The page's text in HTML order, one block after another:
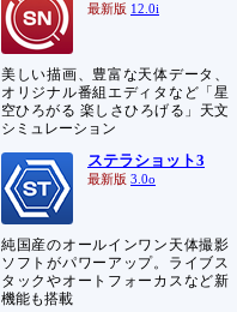
最新版 12.0i
美しい描画、豊富な天体データ、
オリジナル番組エディタなど「星
空ひろがる 楽しさひろげる」天文
シミュレーション
ステラショット3
最新版 3.0o
純国産のオールインワン天体撮影
ソフトがパワーアップ。ライブス
タックやオートフォーカスなど新
機能も搭載